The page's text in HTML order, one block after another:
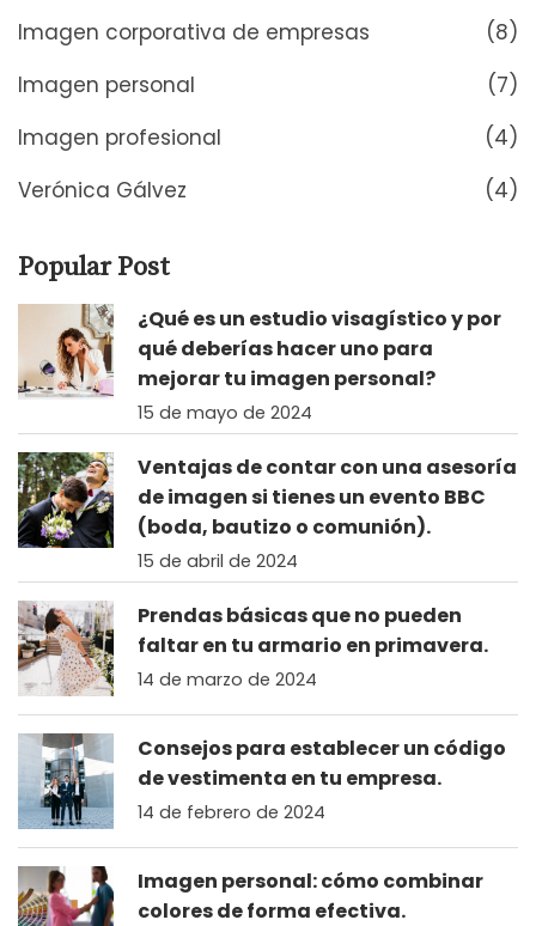
Imagen corporativa de empresas
(8)
Imagen personal
(7)
Imagen profesional
(4)
Verónica Gálvez
(4)
Popular Post
¿Qué es un estudio visagístico y por
qué deberías hacer uno para
mejorar tu imagen personal?
15 de mayo de 2024
Ventajas de contar con una asesoría
de imagen si tienes un evento BBC
(boda, bautizo o comunión).
15 de abril de 2024
Prendas básicas que no pueden
faltar en tu armario en primavera.
14 de marzo de 2024
Consejos para establecer un código
de vestimenta en tu empresa.
14 de febrero de 2024
Imagen personal: cómo combinar
colores de forma efectiva.